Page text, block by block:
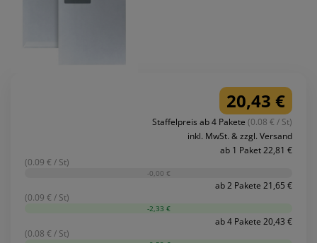
20,43 €
Staffelpreis ab 4 Pakete (0.08 € / St)
inkl. MwSt. & zzgl. Versand
ab 1 Paket 22,81 €
(0.09 € / St)
-0,00 €
ab 2 Pakete 21,65 €
(0.09 € / St)
-2,33 €
ab 4 Pakete 20,43 €
(0.08 € / St)